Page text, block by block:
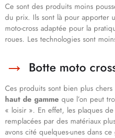
Ce sont des produits moins
du prix. Ils sont là pour apporter
moto-cross adaptée pour la
roues. Les technologies sont
Botte moto
Ces produits sont bien plus
haut de gamme que l’on peut
« loisir ». En effet, les plaques
remplacées par des matériaux
avons cité quelques-unes dans